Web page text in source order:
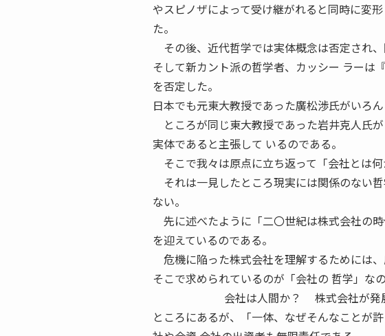
やスピノザによって受け継がれると同時に変
た。
その後、近代哲学では実体概念は否定され
そして新カント派の哲学者、カッシー ラーは
を否定した。
日本でも元東大教授であった廣松渉氏がいろ
ところが同じ東大教授であった岩井克人氏
実体であると主張して いるのである。
そこで我々は原点に立ち返って「会社とは
それは一見したところ現実には関係のない
ない。
先に述べたように「二〇世紀は株式会社の
を迎えているのである。
危機に陥った株式会社を理解するためには
そこで求められているのが「会社の 哲学」なの
会社は人間か？ 株式会社が発展した
ところにあるが、「一体、なぜそんなことが